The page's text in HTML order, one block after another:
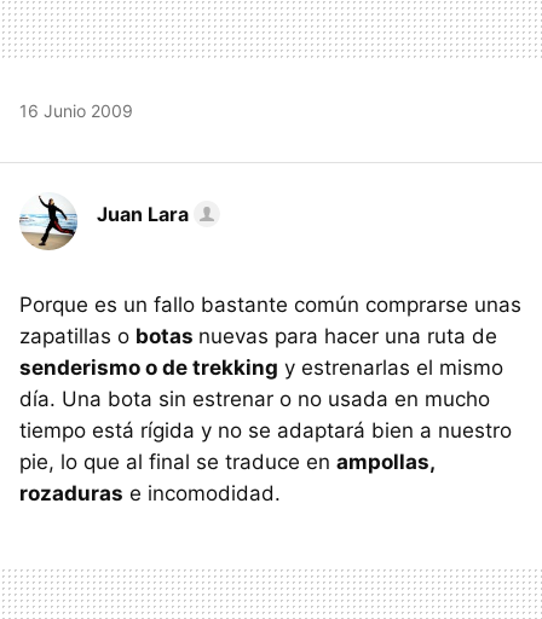
16 Junio 2009
Juan Lara
Porque es un fallo bastante común comprarse unas
zapatillas o botas nuevas para hacer una ruta de
senderismo o de trekking y estrenarlas el mismo
día. Una bota sin estrenar o no usada en mucho
tiempo está rígida y no se adaptará bien a nuestro
pie, lo que al final se traduce en ampollas,
rozaduras e incomodidad.